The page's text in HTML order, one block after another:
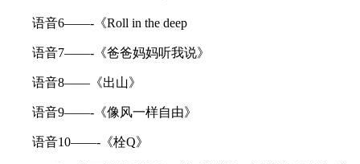
语音6——-《Roll in the deep
语音7——-《爸爸妈妈听我说》
语音8——《出山》
语音9——-《像风一样自由》
语音10——-《栓Q》